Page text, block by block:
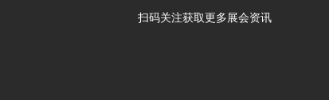
扫码关注获取更多展会资讯